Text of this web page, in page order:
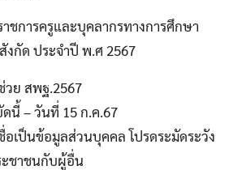
ชการครูและบุคลากรทางการศึกษา
งกัด ประจำปี พ.ศ 2567
ย สพฐ.2567
นี้ – วันที่ 15 ก.ค.67
เป็นข้อมูลส่วนบุคคล โปรดระมัดระวัง
ะชาชนกับผู้อื่น